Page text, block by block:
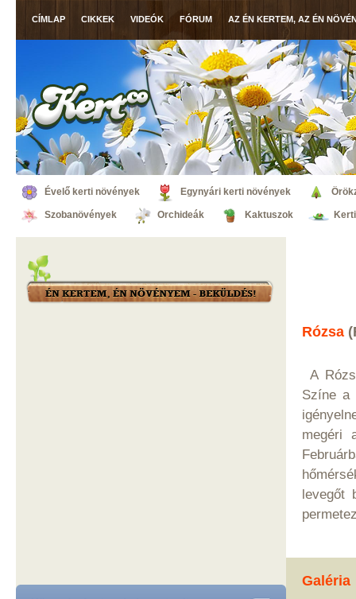
CÍMLAP CIKKEK VIDEÓK FÓRUM AZ ÉN KERTEM, AZ ÉN
Évelő kerti növények Egynyári kerti növények
Szobanövények Orchideák Kaktuszok
Rózsa
A
Színe a
megéri
levegőt
Galéria